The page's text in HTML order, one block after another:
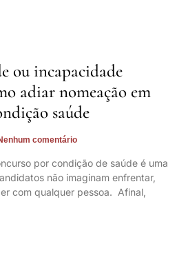
ou incapacidade
adiar nomeação em
saúde
comentário
por condição de saúde é uma
não imaginam enfrentar,
com qualquer pessoa. Afinal,